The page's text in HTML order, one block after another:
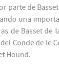
parte de
una
de Basset de
Conde de le
Hound.